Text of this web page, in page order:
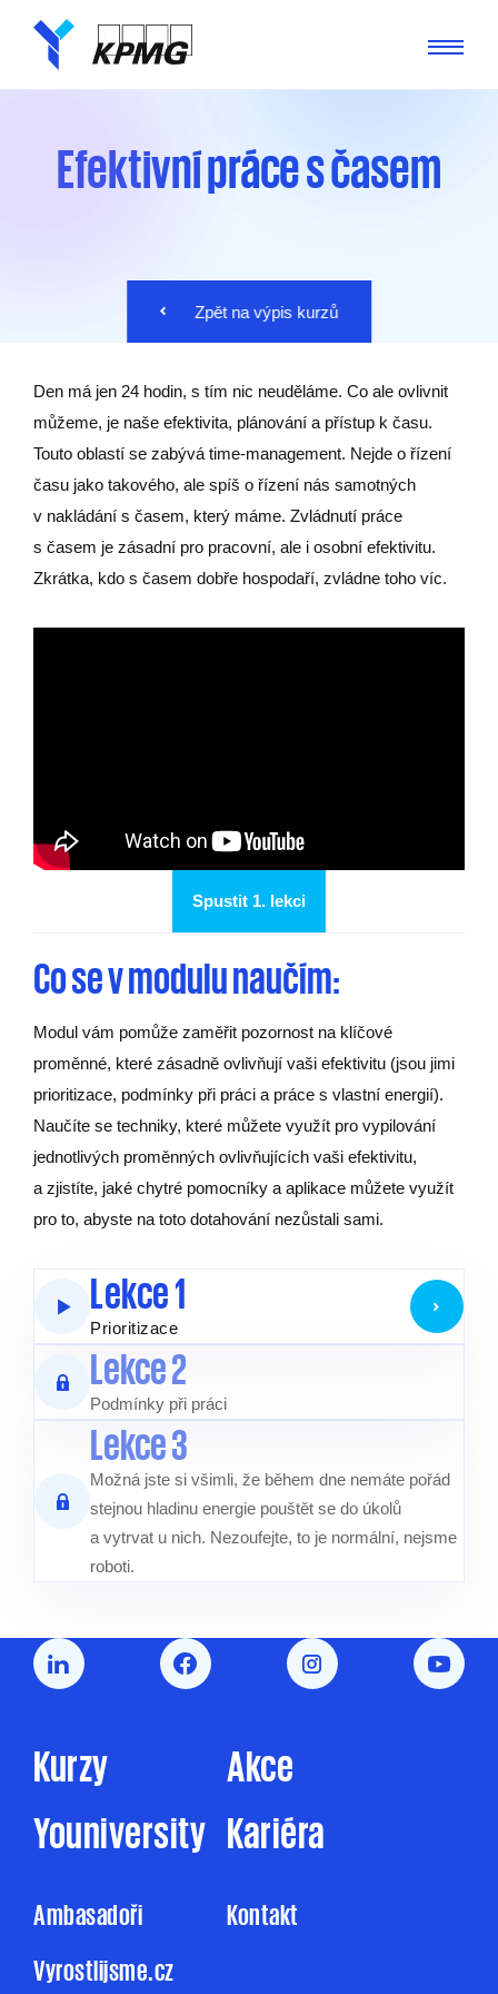
Efektivní práce s časem
Den má jen 24 hodin, s tím nic neuděláme. Co ale ovlivnit
můžeme, je naše efektivita, plánování a přístup k času.
Touto oblastí se zabývá time-management. Nejde o řízení
času jako takového, ale spíš o řízení nás samotných
v nakládání s časem, který máme. Zvládnutí práce
s časem je zásadní pro pracovní, ale i osobní efektivitu.
Zkrátka, kdo s časem dobře hospodaří, zvládne toho víc.
Spustit 1. lekci
Co se v modulu naučím:
Modul vám pomůže zaměřit pozornost na klíčové
proměnné, které zásadně ovlivňují vaši efektivitu (jsou jimi
prioritizace, podmínky při práci a práce s vlastní energií).
Naučíte se techniky, které můžete využít pro vypilování
jednotlivých proměnných ovlivňujících vaši efektivitu,
a zjistíte, jaké chytré pomocníky a aplikace můžete využít
pro to, abyste na toto dotahování nezůstali sami.
Lekce 1
Prioritizace
Lekce 2
Podmínky při práci
Lekce 3
Možná jste si všimli, že během dne nemáte pořád
stejnou hladinu energie pouštět se do úkolů
a vytrvat u nich. Nezoufejte, to je normální, nejsme
roboti.
Zpět na výpis kurzů
Kurzy
Akce
Youniversity Kariéra
Ambasadoři
Kontakt
Vyrostlijsme.cz